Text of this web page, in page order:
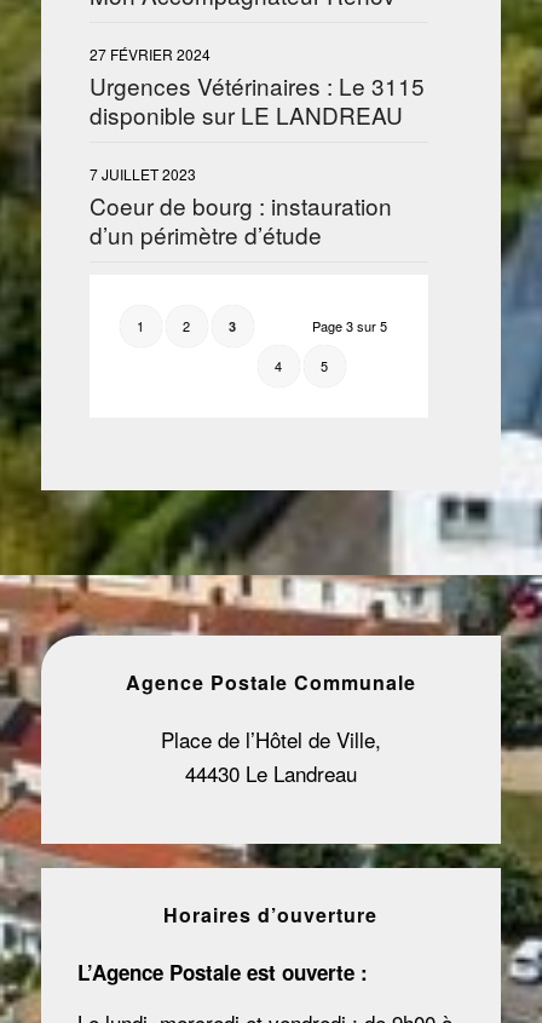
27 FÉVRIER 2024
Urgences Vétérinaires : Le 3115
disponible sur LE LANDREAU
7 JUILLET 2023
Coeur de bourg : instauration
d’un périmètre d’étude
Page 3 sur 5
1 2 3
4 5
Agence Postale Communale
Place de l’Hôtel de Ville,
44430 Le Landreau
Horaires d’ouverture
L’Agence Postale est ouverte :